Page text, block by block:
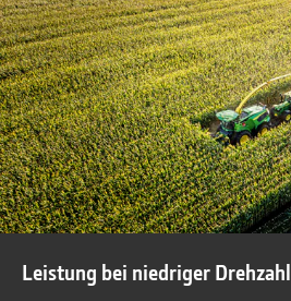
Leistung bei niedriger Drehzahl